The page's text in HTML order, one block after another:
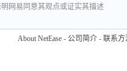
网易同意其观点或证实其描述
About NetEase - 公司简介 - 联系方